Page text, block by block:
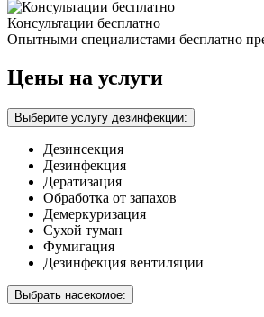
Консультации бесплатно
Опытными специалистами бесплатно
Цены на услуги
Выберите услугу дезинфекции:
Дезинсекция
Дезинфекция
Дератизация
Обработка от запахов
Демеркуризация
Сухой туман
Фумигация
Дезинфекция вентиляции
Выбрать насекомое: